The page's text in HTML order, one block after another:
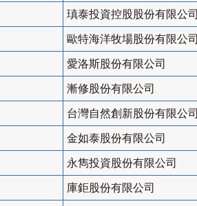
瑱泰投資控股股份有限公司
歐特海洋牧場股份有限公司
愛洛斯股份有限公司
漸修股份有限公司
台灣自然創新股份有限公司
金如泰股份有限公司
永雋投資股份有限公司
庫鉅股份有限公司